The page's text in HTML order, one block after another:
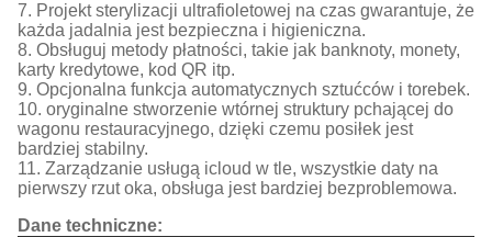
7. Projekt sterylizacji ultrafioletowej na czas gwarantuje, że
każda jadalnia jest bezpieczna i higieniczna.
8. Obsługuj metody płatności, takie jak banknoty, monety,
karty kredytowe, kod QR itp.
9. Opcjonalna funkcja automatycznych sztućców i torebek.
10. oryginalne stworzenie wtórnej struktury pchającej do
wagonu restauracyjnego, dzięki czemu posiłek jest
bardziej stabilny.
11. Zarządzanie usługą icloud w tle, wszystkie daty na
pierwszy rzut oka, obsługa jest bardziej bezproblemowa.
Dane techniczne: